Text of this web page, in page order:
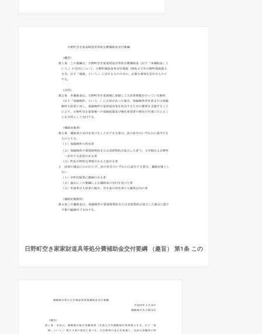
日野町空き家家財道具等処分費補助金交付要綱 （趣旨） 第1条 この